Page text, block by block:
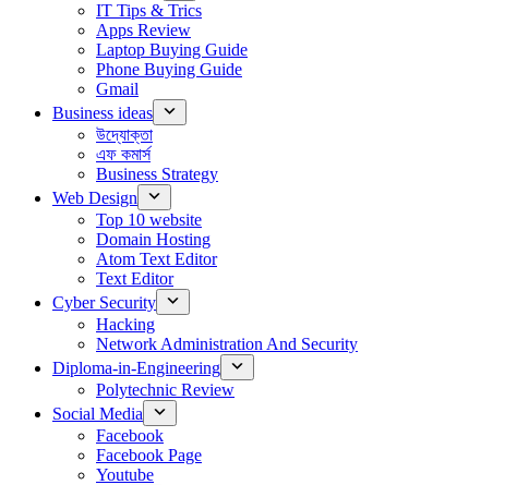
IT Tips & Trics
Apps Review
Laptop Buying Guide
Phone Buying Guide
Gmail
Business ideas
উদ্যোক্তা
এফ কমার্স
Business Strategy
Web Design
Top 10 website
Domain Hosting
Atom Text Editor
Text Editor
Cyber Security
Hacking
Network Administration And Security
Diploma-in-Engineering
Polytechnic Review
Social Media
Facebook
Facebook Page
Youtube